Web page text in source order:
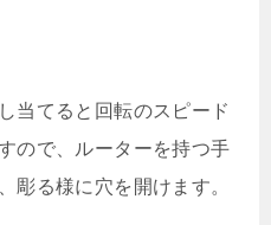
当てると回転のスピード
ので、ルーターを持つ手
彫る様に穴を開けます。